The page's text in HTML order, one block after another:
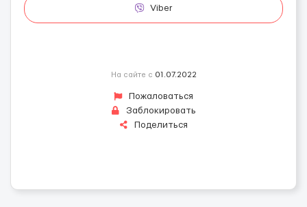
Viber
На сайте с 01.07.2022
Пожаловаться
Заблокировать
Поделиться